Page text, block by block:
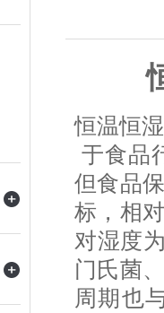
恒温恒
于食品
但食品
标，相
对湿度
门氏菌
周期也